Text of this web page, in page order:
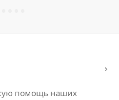
помощь наших